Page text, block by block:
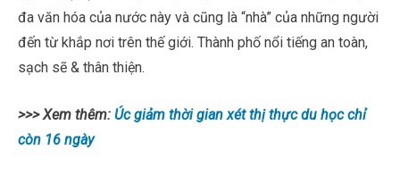
đa văn hóa của nước này và cũng là “nhà” của những người
đến từ khắp nơi trên thế giới. Thành phố nổi tiếng an toàn,
sạch sẽ & thân thiện.
>>> Xem thêm: Úc giảm thời gian xét thị thực du học chỉ
còn 16 ngày